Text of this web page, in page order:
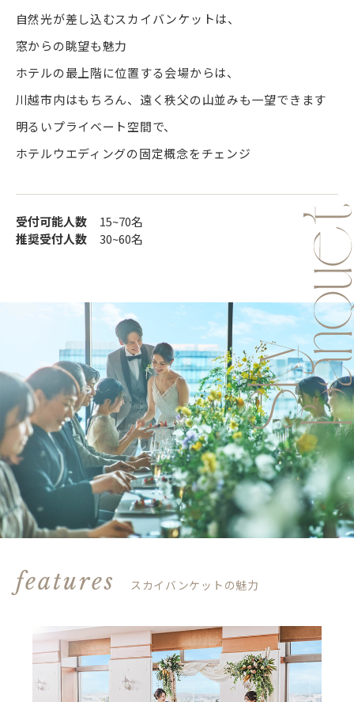
自然光が差し込むスカイバンケットは、
窓からの眺望も魅力
ホテルの最上階に位置する会場からは、
川越市内はもちろん、遠く秩父の山並みも一望できます
明るいプライベート空間で、
ホテルウエディングの固定概念をチェンジ
受付可能人数 15~70名
推奨受付人数 30~60名
features スカイバンケットの魅力